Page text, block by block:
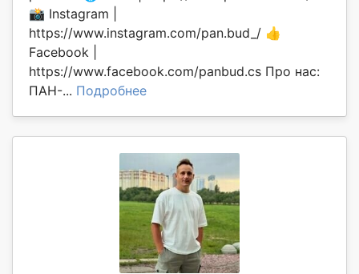
📸 Instagram |
https://www.instagram.com/pan.bud_/ 👍
Facebook |
https://www.facebook.com/panbud.cs Про нас:
ПАН-... Подробнее